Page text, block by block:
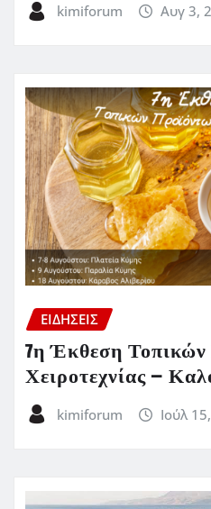
kimiforum Αυγ 3,
ΕΙΔΗΣΕΙΣ
7η Έκθεση
Χειροτεχνίας –
kimiforum Ιούλ